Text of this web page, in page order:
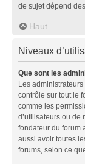
de sujet dépend
Haut
Niveaux
Que sont les
Les
contrôle sur tout le
comme les
d’utilisateurs ou de
fondateur du forum
aussi avoir toutes
forums, selon ce